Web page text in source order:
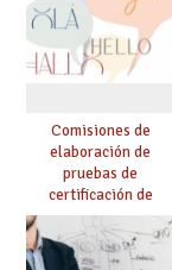
Comisiones de
elaboración de
pruebas de
certificación de
competencia
lingüística: publicada
resolución definitiva